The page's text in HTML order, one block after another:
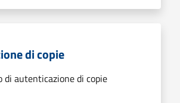
di copie
di autenticazione di copie